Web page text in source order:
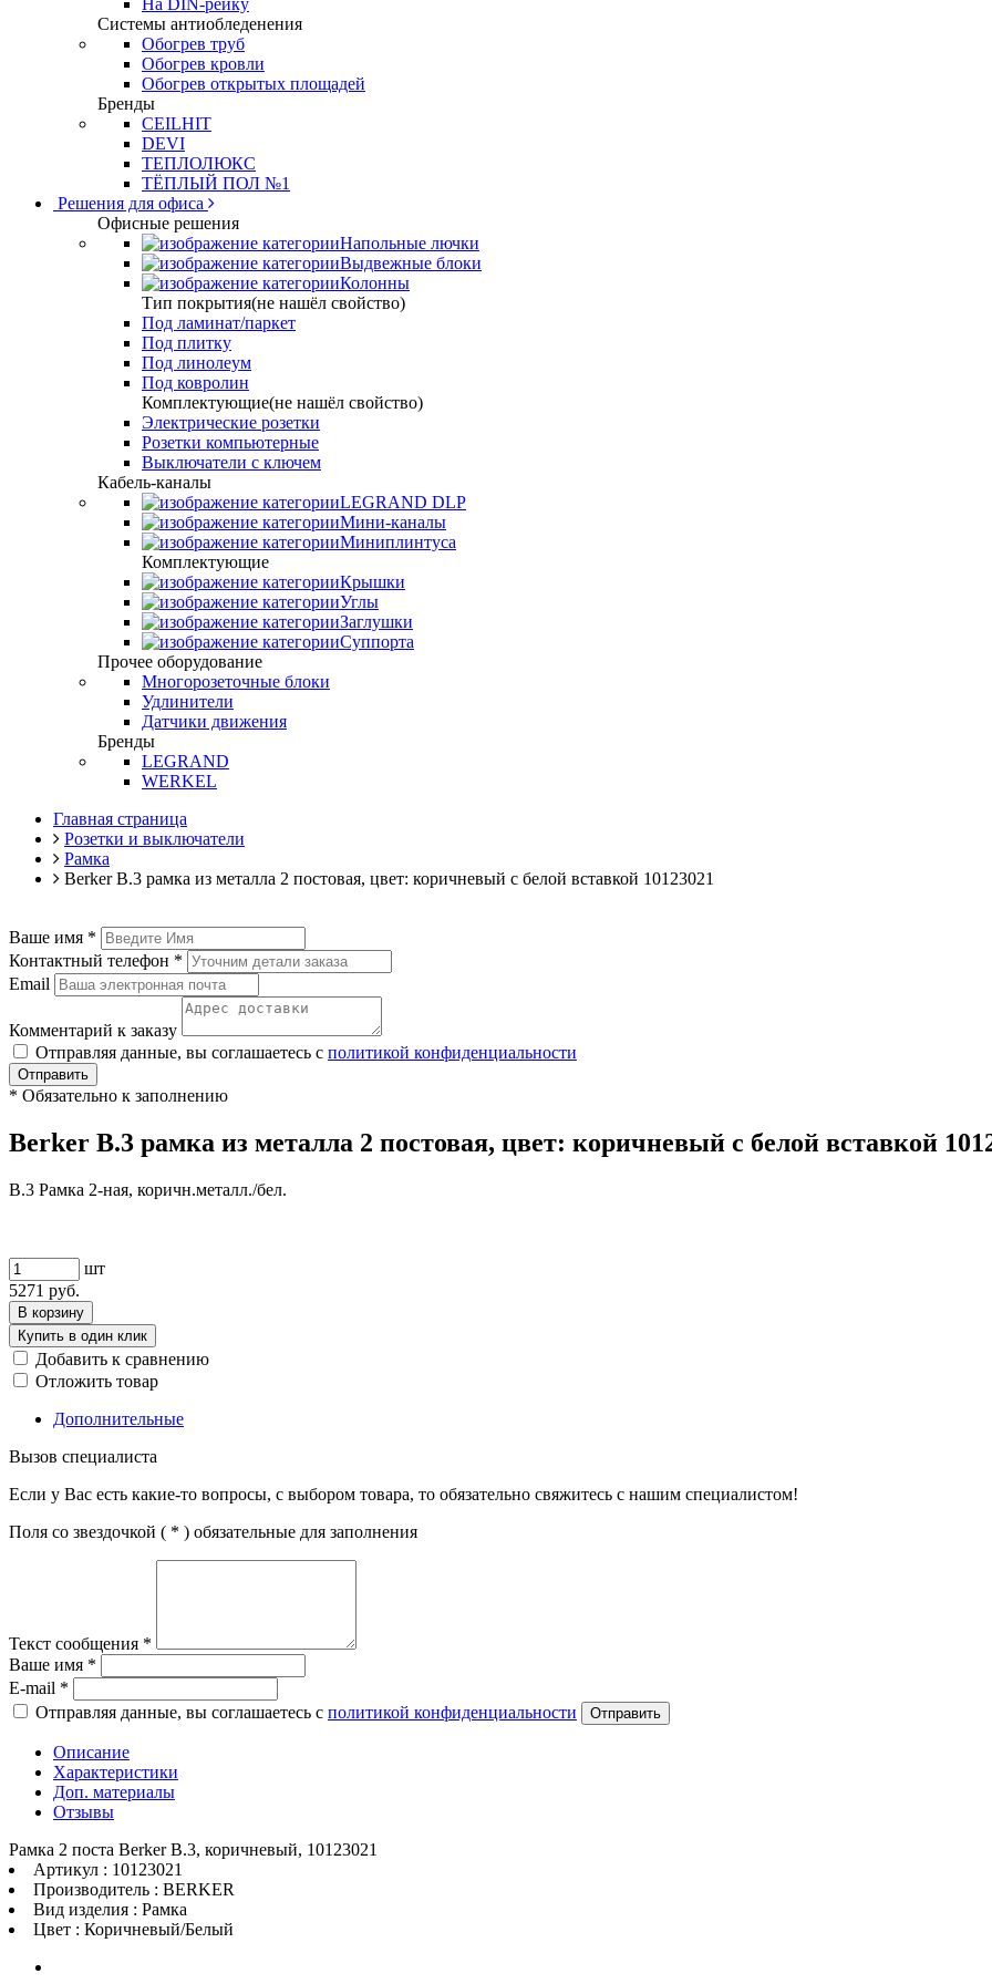
На DIN-рейку
Системы антиобледенения
Обогрев труб
Обогрев кровли
Обогрев открытых площадей
Бренды
CEILHIT
DEVI
ТЕПЛОЛЮКС
ТЁПЛЫЙ ПОЛ №1
Решения для офиса
Офисные решения
Напольные лючки
Выдвежные блоки
Колонны
Тип покрытия(не нашёл свойство)
Под ламинат/паркет
Под плитку
Под линолеум
Под ковролин
Комплектующие(не нашёл свойство)
Электрические розетки
Розетки компьютерные
Выключатели с ключем
Кабель-каналы
LEGRAND DLP
Мини-каналы
Миниплинтуса
Комплектующие
Крышки
Углы
Заглушки
Суппорта
Прочее оборудование
Многорозеточные блоки
Удлинители
Датчики движения
Бренды
LEGRAND
WERKEL
Главная страница
Розетки и выключатели
Рамка
Berker B.3 рамка из металла 2 постовая, цвет: коричневый c белой вставкой 10123021
Ваше имя *
Контактный телефон *
Email
Комментарий к заказу
Отправляя данные, вы соглашаетесь с политикой конфиденциальности
Отправить
* Обязательно к заполнению
Berker B.3 рамка из металла 2 постовая, цвет: коричневый c белой вставкой
B.3 Рамка 2-ная, коричн.металл./бел.
шт
5271 руб.
В корзину
Купить в один клик
Добавить к сравнению
Отложить товар
Дополнительные
Вызов специалиста
Если у Вас есть какие-то вопросы, с выбором товара, то обязательно свяжитесь с нашим специалистом!
Поля со звездочкой ( * ) обязательные для заполнения
Текст сообщения *
Ваше имя *
E-mail *
Отправляя данные, вы соглашаетесь с политикой конфиденциальности Отправить
Описание
Характеристики
Доп. материалы
Отзывы
Рамка 2 поста Berker B.3, коричневый, 10123021
Артикул : 10123021
Производитель : BERKER
Вид изделия : Рамка
Цвет : Коричневый/Белый